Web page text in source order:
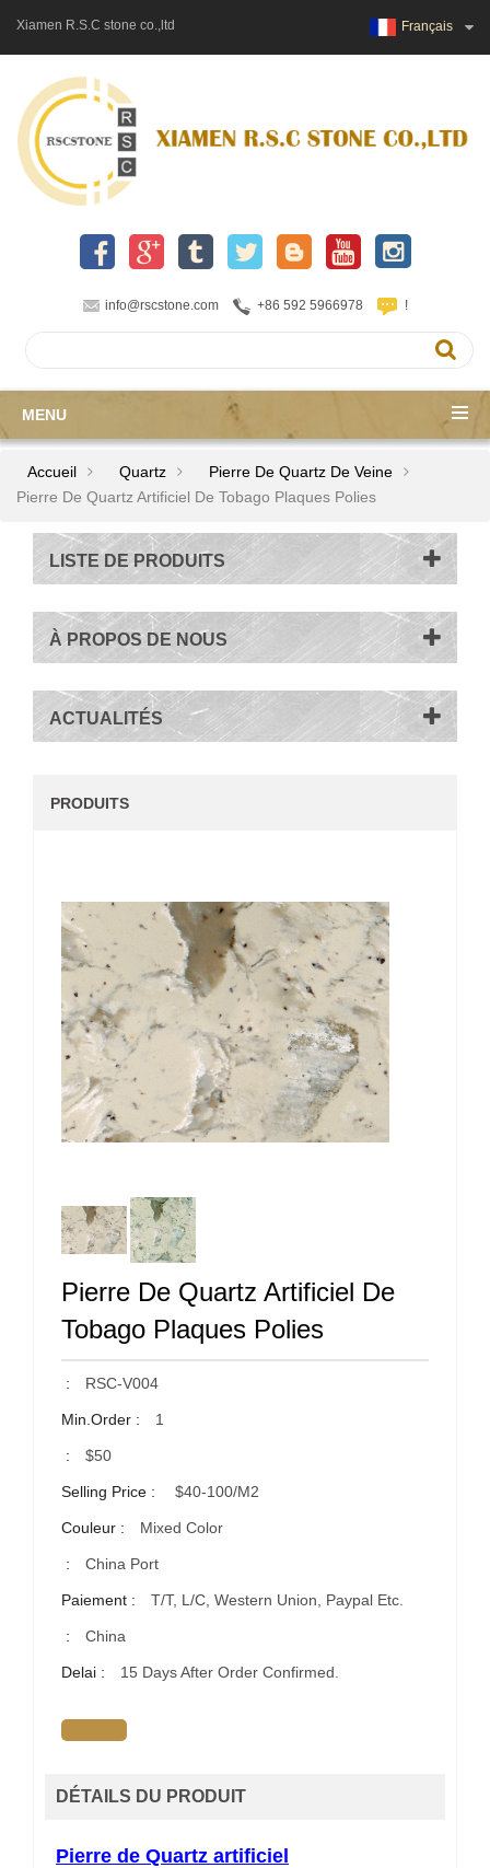
Xiamen R.S.C stone co.,ltd Français
info@rscstone.com +86 592 5966978 !
MENU
Accueil Quartz
Pierre De Quartz De Veine
Pierre De Quartz Artificiel De Tobago Plaques Polies
LISTE DE PRODUITS
À PROPOS DE NOUS
ACTUALITÉS
PRODUITS
Pierre De Quartz Artificiel De
Tobago Plaques Polies
: RSC-V004
Min.Order : 1
: $50
Selling Price : $40-100/m2
Couleur : Mixed Color
: China Port
Paiement : T/T, L/C, Western Union, Paypal Etc.
: China
Delai : 15 Days After Order Confirmed.
DÉTAILS DU PRODUIT
Pierre de Quartz artificiel